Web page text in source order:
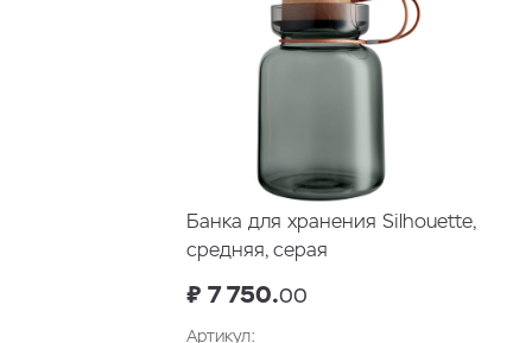
Банка для хранения Silhouette,
средняя, серая
₽ 7 750.00
Артикул: